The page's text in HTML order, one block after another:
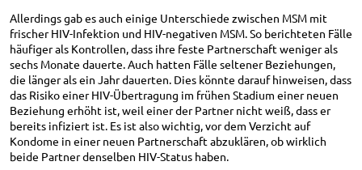
Allerdings gab es auch einige Unterschiede zwischen MSM mit
frischer HIV-Infektion und HIV-negativen MSM. So berichteten Fälle
häufiger als Kontrollen, dass ihre feste Partnerschaft weniger als
sechs Monate dauerte. Auch hatten Fälle seltener Beziehungen,
die länger als ein Jahr dauerten. Dies könnte darauf hinweisen, dass
das Risiko einer HIV-Übertragung im frühen Stadium einer neuen
Beziehung erhöht ist, weil einer der Partner nicht weiß, dass er
bereits infiziert ist. Es ist also wichtig, vor dem Verzicht auf
Kondome in einer neuen Partnerschaft abzuklären, ob wirklich
beide Partner denselben HIV-Status haben.